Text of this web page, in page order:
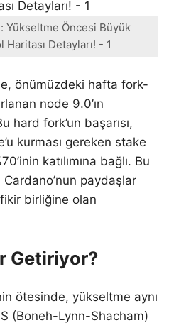
Yükseltme Öncesi Büyük
Detayları! - 1
önümüzdeki hafta fork-
node 9.0’ın
hard fork’un başarısı,
kurması gereken stake
katılımına bağlı. Bu
Cardano’nun paydaşlar
fikir birliğine olan
Getiriyor?
ötesinde, yükseltme aynı
(Boneh-Lynn-Shacham)